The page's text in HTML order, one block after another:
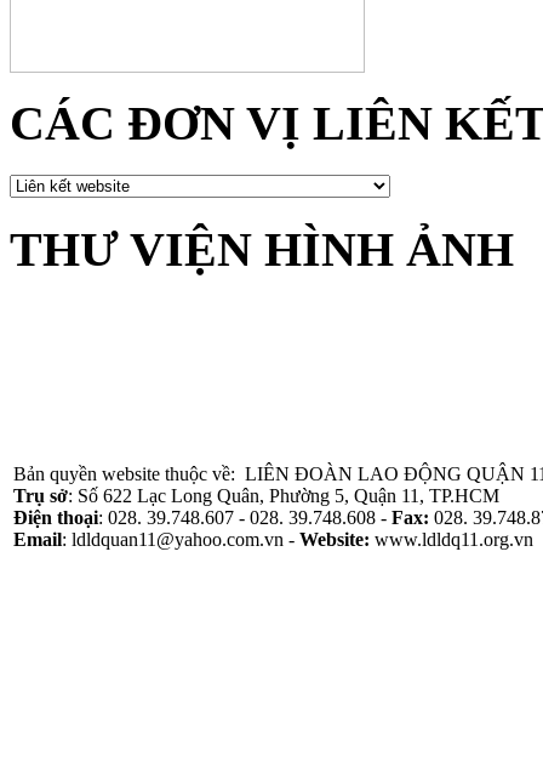
CÁC ĐƠN VỊ LIÊN
THƯ VIỆN HÌNH ẢNH
Bản quyền website thuộc về: LIÊN ĐOÀN LAO ĐỘNG QUẬN
Trụ sở: Số 622 Lạc Long Quân, Phường 5, Quận 11, TP.HCM
Điện thoại: 028. 39.748.607 - 028. 39.748.608 - Fax: 028.
Email: ldldquan11@yahoo.com.vn - Website: www.ldldq11.org.vn